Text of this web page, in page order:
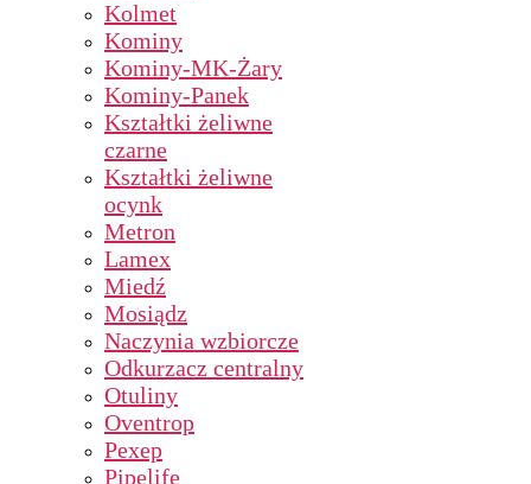
Kolmet
Kominy
Kominy-MK-Żary
Kominy-Panek
Kształtki żeliwne
czarne
Kształtki żeliwne
ocynk
Metron
Lamex
Miedź
Mosiądz
Naczynia wzbiorcze
Odkurzacz centralny
Otuliny
Oventrop
Pexep
Pipelife